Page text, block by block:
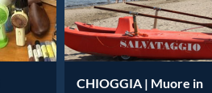
CHIOGGIA | Muore in